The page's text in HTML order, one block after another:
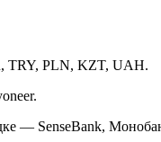
TRY, PLN, KZT, UAH.
— SenseBank,